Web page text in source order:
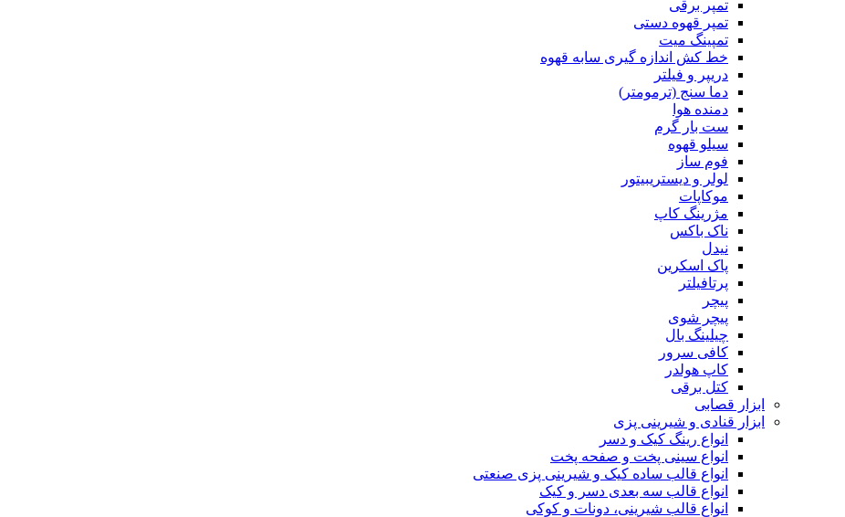
تمپر برقی
تمپر قهوه دستی
تمپینگ میت
خط کش اندازه گیری سابه قهوه
دریپر و فیلتر
دما سنج (ترمومتر)
دمنده هوا
ست بار گرم
سیلو قهوه
فوم ساز
لولر و دیستریبیتور
موکاپات
مژرینگ کاپ
ناک باکس
نیدل
پاک اسکرین
پرتافیلتر
پیچر
پیچر شوی
چیلینگ بال
کافی سرور
کاپ هولدر
کتل برقی
ابزار قصابی
ابزار قنادی و شیرینی پزی
انواع رینگ کیک و دسر
انواع سینی پخت و صفحه پخت
انواع قالب ساده کیک و شیرینی‌ پزی صنعتی
انواع قالب سه بعدی دسر و کیک
انواع قالب شیرینی، دونات و کوکی